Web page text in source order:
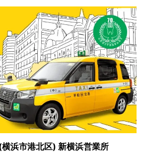
浜市港北区) 新横浜営業所